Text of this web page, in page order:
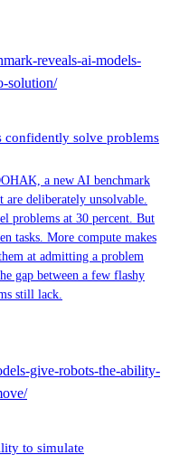
reveals-ai-models-
solution/
confidently solve problems
a new AI benchmark
deliberately unsolvable.
problems at 30 percent. But
tasks. More compute makes
at admitting a problem
gap between a few flashy
still lack.
give-robots-the-ability-
to simulate